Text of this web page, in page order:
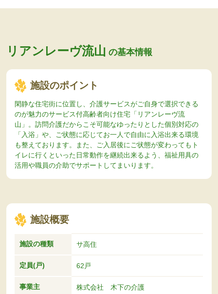
リアンレーヴ流山 の基本情報
施設のポイント
閑静な住宅街に位置し、介護サービスがご自身で選択できる
のが魅力のサービス付高齢者向け住宅「リアンレーヴ流
山」。訪問介護だからこそ可能なゆったりとした個別対応の
「入浴」や、ご状態に応じてお一人で自由に入浴出来る環境
も整えております。また、ご入居後にご状態が変わってもト
イレに行くといった日常動作を継続出来るよう、福祉用具の
活用や職員の介助でサポートしてまいります。
施設概要
施設の種類 サ高住
定員(戸) 62戸
事業主 株式会社 木下の介護